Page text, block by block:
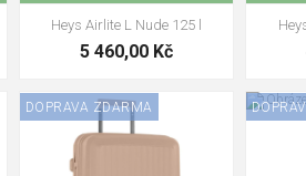
Heys Airlite L Nude 125 l
5 460,00 Kč
DOPRAVA ZDARMA